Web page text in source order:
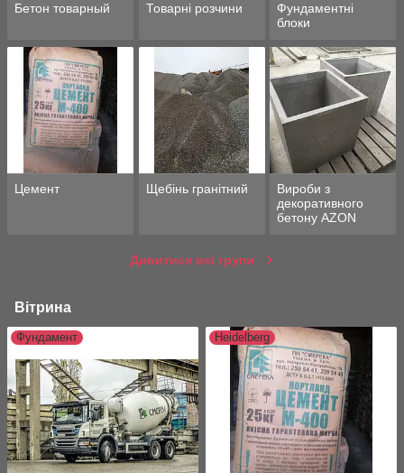
Бетон товарный Товарні розчини
Фундаментні
блоки
Цемент Щебінь гранітний
Вироби з
декоративного
бетону AZON
Дивитися всі групи
Вітрина
Фундамент Heidelberg